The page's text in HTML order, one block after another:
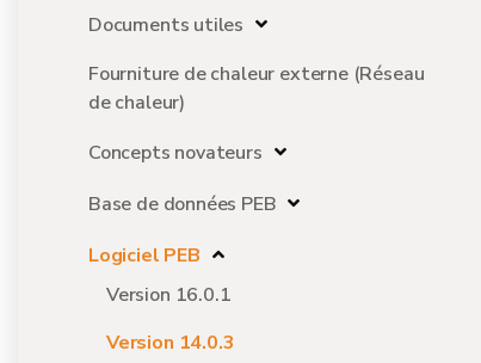
Documents utiles
Fourniture de chaleur externe (Réseau
de chaleur)
Concepts novateurs
Base de données PEB
Logiciel PEB
Version 16.0.1
Version 14.0.3